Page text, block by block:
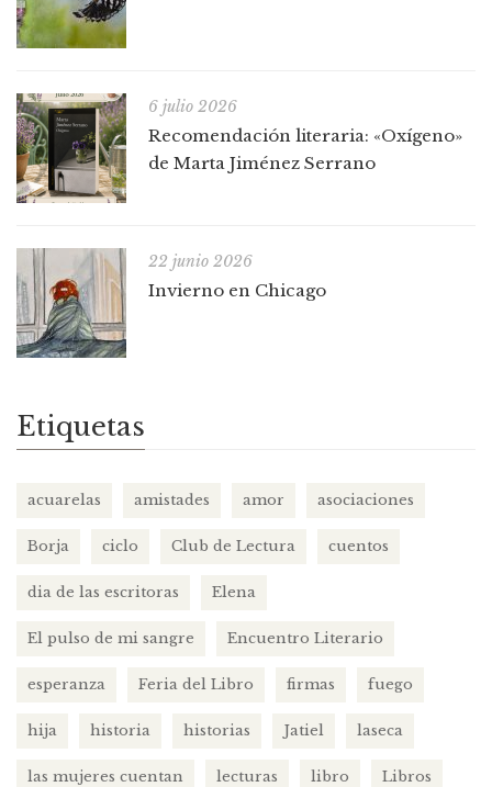
6 julio 2026
Recomendación literaria: «Oxígeno»
de Marta Jiménez Serrano
22 junio 2026
Invierno en Chicago
Etiquetas
acuarelas amistades amor asociaciones
Borja ciclo Club de Lectura cuentos
dia de las escritoras Elena
El pulso de mi sangre Encuentro Literario
esperanza Feria del Libro firmas fuego
hija historia historias Jatiel laseca
las mujeres cuentan lecturas libro Libros